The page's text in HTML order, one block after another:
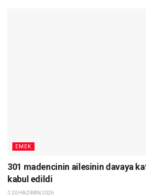
EMEK
301 madencinin ailesinin davaya
kabul edildi
20 HAZIRAN 2026